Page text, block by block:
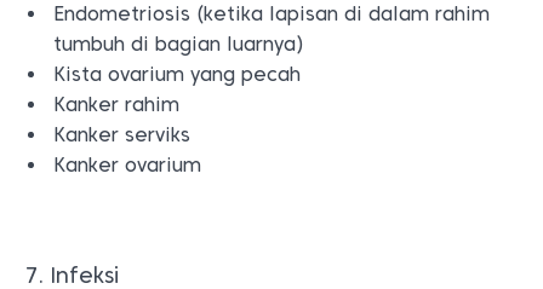
Endometriosis (ketika lapisan di dalam rahim
tumbuh di bagian luarnya)
Kista ovarium yang pecah
Kanker rahim
Kanker serviks
Kanker ovarium
7. Infeksi